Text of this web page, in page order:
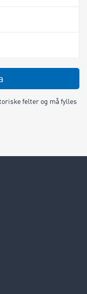
felter og må fylles